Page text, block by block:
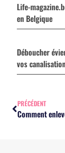
Life-
en Belgique
Déboucher
vos
PRÉCÉDENT